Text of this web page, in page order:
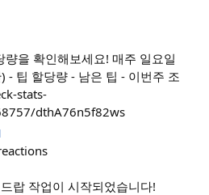
을 확인해보세요! 매주 일요일
- 팁 할당량 - 남은 팁 - 이번주 조
stats-
dthA76n5f82ws
랍 작업이 시작되었습니다!